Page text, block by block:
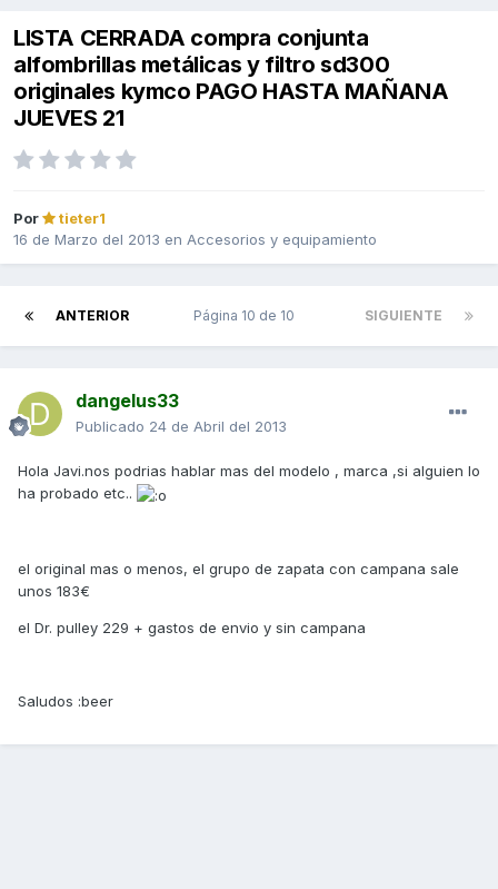
LISTA CERRADA compra conjunta
alfombrillas metálicas y filtro sd300
originales kymco PAGO HASTA MAÑANA
JUEVES 21
Por
tieter1
16 de Marzo del 2013 en Accesorios y equipamiento
ANTERIOR SIGUIENTE
Página 10 de 10
dangelus33
Publicado 24 de Abril del 2013
Hola Javi.nos podrias hablar mas del modelo , marca ,si alguien lo
ha probado etc..
el original mas o menos, el grupo de zapata con campana sale
unos 183€
el Dr. pulley 229 + gastos de envio y sin campana
Saludos :beer